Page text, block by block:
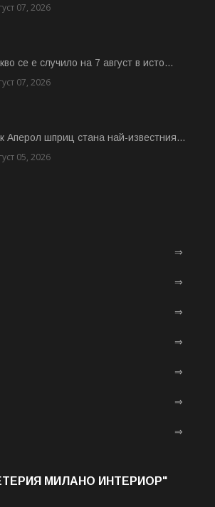
07, 2026
се е случило на 7 август в исто...
07, 2026
Аперол шприц стана най-известния...
05, 2026
⇒
⇒
⇒
⇒
⇒
⇒
⇒
МИЛАНО ИНТЕРИОР"